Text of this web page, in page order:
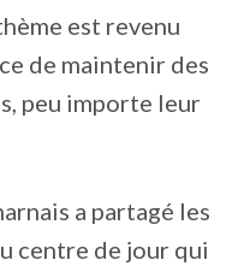
est revenu
de maintenir des
peu importe leur
a partagé les
centre de jour qui